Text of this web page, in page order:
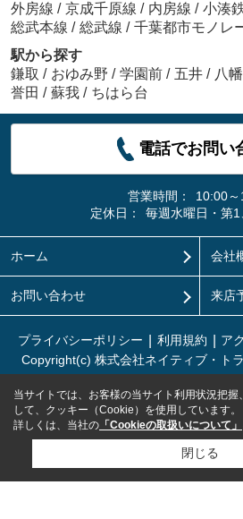
外房線 / 京成千原線 / 内房線 / 小湊
総武本線 / 総武線 / 千葉都市モノレ
駅から探す
鎌取 / おゆみ野 / 学園前 / 五井 / 八
誉田 / 蘇我 / ちはら台
電話でお問い
営業時間：
10:00
定休日：
毎週水曜日・第
ホーム 会社
お問い合わせ 来店
プライバシーポリシー 利用規約 ア
Copyright(c) 株式会社ネイティブ・ト
当サイトでは、お客様の当サイト利用状況把握
して、クッキー（Cookie）を使用しています。
詳しくは、当社の 「Cookieの取扱いについて」
閉じる